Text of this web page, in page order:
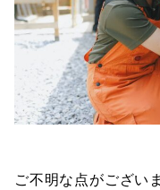
ご不明な点がござい